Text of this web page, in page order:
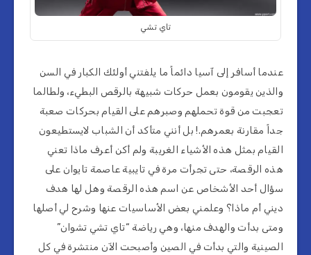
تاي تشي
عندما أسافر إلى آسيا دائماً ما يلفتني أولئك الكبار في السن
والذين يقومون بعمل حركات شبيهة بالرقص البطيء، ولطالما
تعجبت من قوة تحملهم وصبرهم على القيام بحركات صعبة
جداً مقارنة بعمرهم.! بل أنني متأكد أن الشباب لايستطيعون
القيام بمثل هذه الأشياء الغريبة ولم أكن أعرف ماذا تعني
هذه الرقصة، حتى تجرأت مرة في تايبية عاصمة تايوان على
سؤال أحد الأشخاص عن اسم هذه الرقصة وهل لها هدف
ديني أم ماذا؟ وعلمني بعض الأساسيات عنها وشرح لي أصلها
ومتى بدأت والهدف منها، وهي رياضة “تاي تشي تشوان”
الصينية والتي بدأت في الصين وأصبحت الآن منتشرة في كل